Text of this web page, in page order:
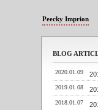
Peecky Imprion
BLOG
2020.01.09
2019.01.08
2018.01.07